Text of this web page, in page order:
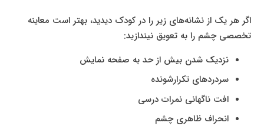
اگر هر یک از نشانه‌های زیر را در کودک دیدید، بهتر است معاینه
تخصصی چشم را به تعویق نیندازید:
نزدیک شدن بیش از حد به صفحه نمایش
سردردهای تکرارشونده
افت ناگهانی نمرات درسی
انحراف ظاهری چشم